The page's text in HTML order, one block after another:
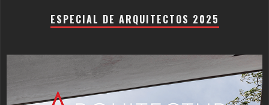
ESPECIAL DE ARQUITECTOS 2025